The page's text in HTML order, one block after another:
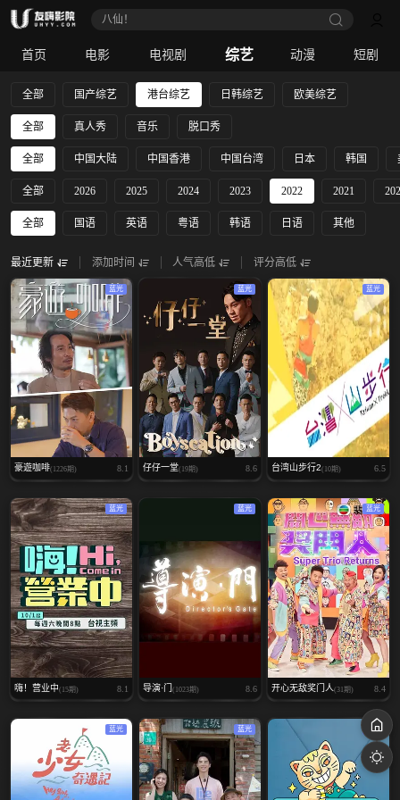
八仙！
首页 电影 电视剧 综艺 动漫 短剧
全部 国产综艺 港台综艺 日韩综艺 欧美综艺
全部 真人秀 音乐 脱口秀
全部 中国大陆 中国香港 中国台湾 日本 韩国
全部 2026 2025 2024 2023 2022 2021
全部 国语 英语 粤语 韩语 日语 其他
最近更新 添加时间 人气高低 评分高低
蓝光
豪遊咖啡(1226期) 8.1
蓝光
仔仔一堂(19期) 8.6
蓝光
台湾山步行2(10期) 6.5
蓝光
嗨！营业中(15期) 8.1
蓝光
导演·门 (1023期) 8.6
蓝光
开心无敌奖门人(31期) 8.4
蓝光 蓝光 蓝光